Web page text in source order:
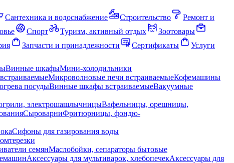
Сантехника и водоснабжение Строительство
Ремонт и
Спорт Туризм, активный отдых
Зоотовары
Запчасти и принадлежности Сертификаты
Услуги
Винные шкафыМини-холодильники
Микроволновые печи встраиваемыеКофемашины
посудыВинные шкафы встраиваемыеВакуумные
электрошашлычницыВафельницы, орешницы,
СыроварниФритюрницы, фондю-
Сифоны для газирования воды
семянМаслобойки, сепараторы бытовые
Аксессуары для мультиварок, хлебопечекАксессуары для